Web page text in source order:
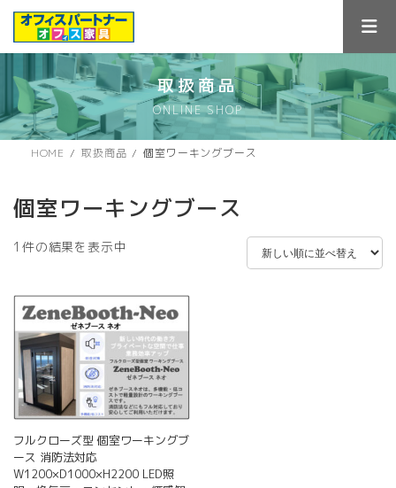
ス
キ
ン
に
取扱商品
ONLINE SHOP
HOME 取扱商品 個室ワーキングブース
個室ワーキングブース
1件の結果を表示中
フルクローズ型 個室ワーキングブ
ース 消防法対応
W1200×D1000×H2200 LED照